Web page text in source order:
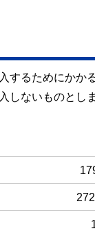
するためにかか
しないものとしま